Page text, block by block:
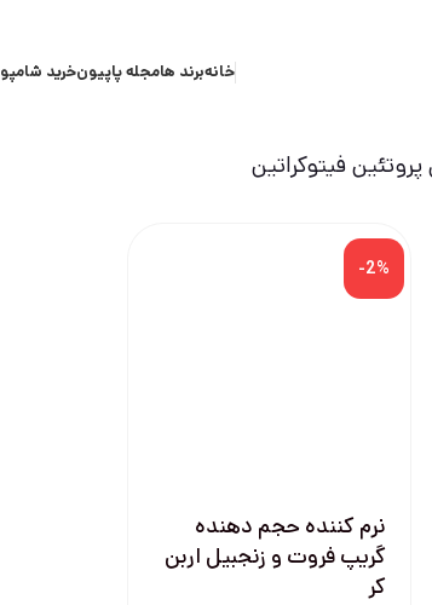
خانهبرند هامجله پاپیونخرید شامپو
فیتوکراتین
-2%
نرم کننده حجم دهنده
گریپ فروت و زنجبیل اربن
کر